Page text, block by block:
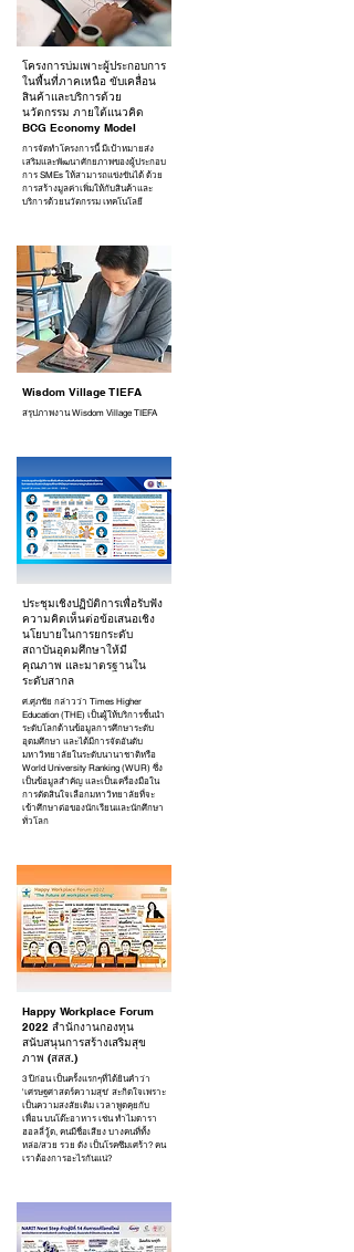
โครงการบ่มเพาะผู้ประกอบการ
ในพื้นที่ภาคเหนือ ขับเคลื่อน
สินค้าและบริการด้วย
นวัตกรรม ภายใต้แนวคิด
BCG Economy Model
การจัดทำโครงการนี้ มีเป้าหมายส่ง
เสริมและพัฒนาศักยภาพของผู้ประกอบ
การ SMEs ให้สามารถแข่งขันได้ ด้วย
การสร้างมูลค่าเพิ่มให้กับสินค้าและ
บริการด้วยนวัตกรรม เทคโนโลยี
Wisdom Village TIEFA
สรุปภาพงาน Wisdom Village TIEFA
ประชุมเชิงปฏิบัติการเพื่อรับฟัง
ความคิดเห็นต่อข้อเสนอเชิง
นโยบายในการยกระดับ
สถาบันอุดมศึกษาให้มี
คุณภาพ และมาตรฐานใน
ระดับสากล
ศ.ศุภชัย กล่าวว่า Times Higher
Education (THE) เป็นผู้ให้บริการชั้นนำ
ระดับโลกด้านข้อมูลการศึกษาระดับ
อุดมศึกษา และได้มีการจัดอันดับ
มหาวิทยาลัยในระดับนานาชาติหรือ
World University Ranking (WUR) ซึ่ง
เป็นข้อมูลสำคัญ และเป็นเครื่องมือใน
การตัดสินใจเลือกมหาวิทยาลัยที่จะ
เข้าศึกษาต่อของนักเรียนและนักศึกษา
ทั่วโลก
Happy Workplace Forum
2022 สำนักงานกองทุน
สนับสนุนการสร้างเสริมสุข
ภาพ (สสส.)
3 ปีก่อน เป็นครั้งแรกๆที่ได้ยินคำว่า
'เศรษฐศาสตร์ความสุข' สะกิดใจเพราะ
เป็นความสงสัยเดิม เวลาพูดคุยกับ
เพื่อน บนโต๊ะอาหาร เช่น ทำไมดารา
ฮอลลี่วู้ด, คนมีชื่อเสียง บางคนที่ทั้ง
หล่อ/สวย รวย ดัง เป็นโรคซึมเศร้า? คน
เราต้องการอะไรกันแน่?